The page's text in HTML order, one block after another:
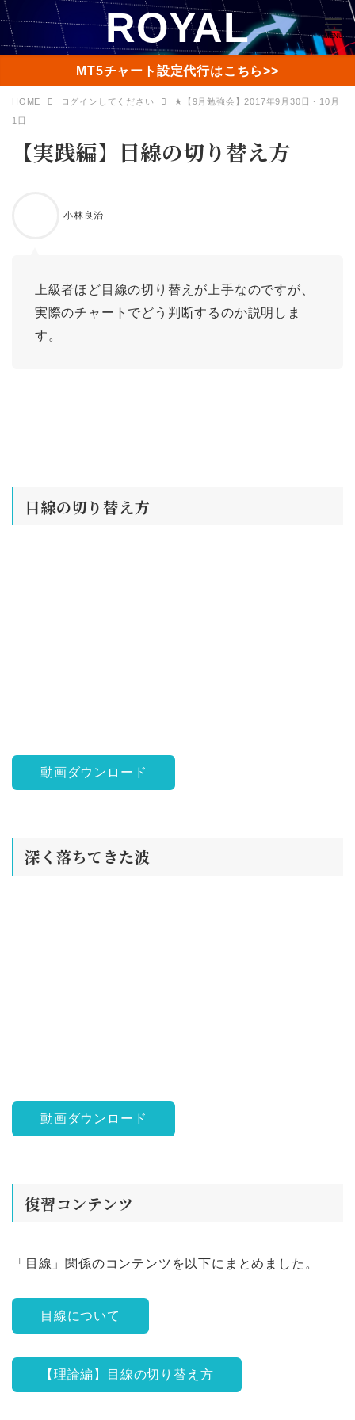
ROYAL MENU
MT5チャート設定代行はこちら>>
HOME ログインしてください
★【9月勉強会】2017年9月30日・10月
1日
【実践編】目線の切り替え方
小林良治
上級者ほど目線の切り替えが上手なのですが、
実際のチャートでどう判断するのか説明しま
す。
目線の切り替え方
動画ダウンロード
深く落ちてきた波
動画ダウンロード
復習コンテンツ
「目線」関係のコンテンツを以下にまとめました。
目線について
【理論編】目線の切り替え方